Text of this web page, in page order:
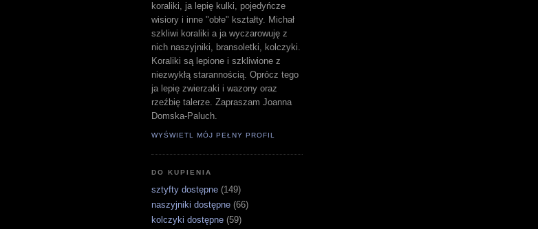
koraliki, ja lepię kulki, pojedyńcze
wisiory i inne "obłe" kształty. Michał
szkliwi koraliki a ja wyczarowuję z
nich naszyjniki, bransoletki, kolczyki.
Koraliki są lepione i szkliwione z
niezwykłą starannością. Oprócz tego
ja lepię zwierzaki i wazony oraz
rzeźbię talerze. Zapraszam Joanna
Domska-Paluch.
WYŚWIETL MÓJ PEŁNY PROFIL
DO KUPIENIA
sztyfty dostępne (149)
naszyjniki dostępne (66)
kolczyki dostępne (59)